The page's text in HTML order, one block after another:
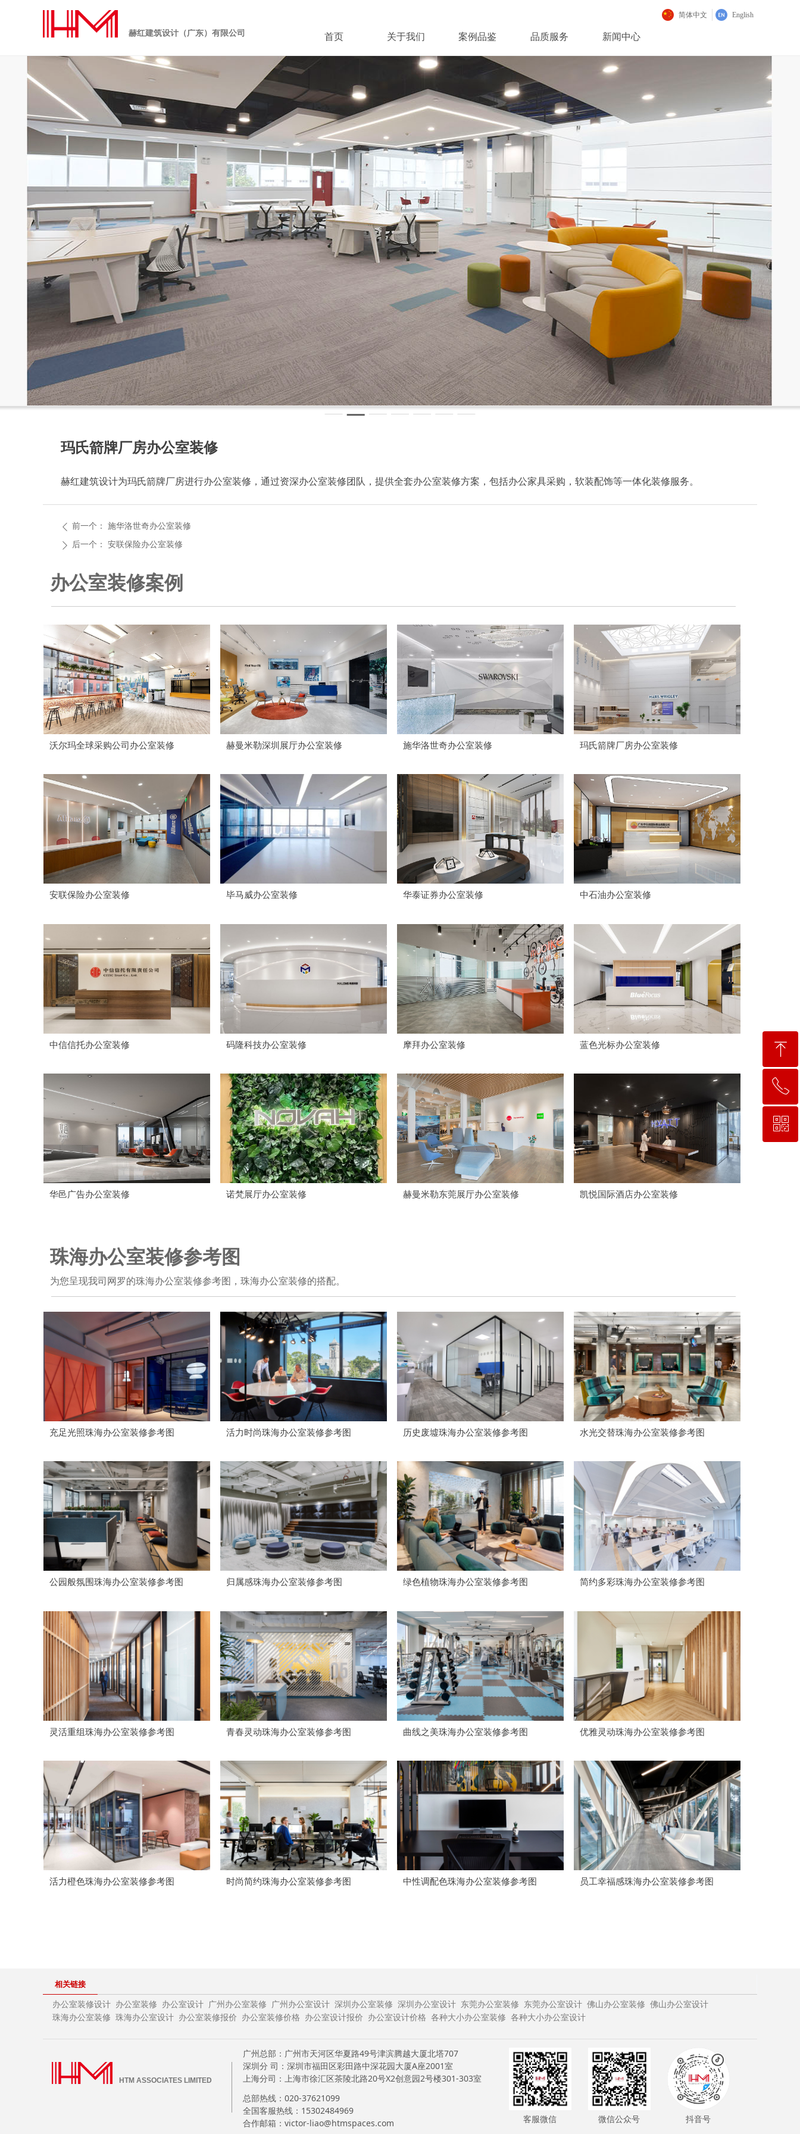
首页 关于我们 案例品鉴 品质服务 新闻中心
简体中文 English
赫红建筑设计（广东）有限公司
ꄴ 前一个： 施华洛世奇办公室装修
ꄲ 后一个： 安联保险办公室装修
赫红建筑设计为玛氏箭牌厂房进行办公室装修，通过资深办公室装修团队，提供全套办公室装修方案，包括办公家具采购，软装配饰等一体化装修服务。
玛氏箭牌厂房办公室装修
办公室装修案例
沃尔玛全球采购公司办公室装修 赫曼米勒深圳展厅办公室装修 施华洛世奇办公室装修 玛氏箭牌厂房办公室装修
安联保险办公室装修 毕马威办公室装修 华泰证券办公室装修 中石油办公室装修
中信信托办公室装修 码隆科技办公室装修 摩拜办公室装修 蓝色光标办公室装修
华邑广告办公室装修 诺梵展厅办公室装修 赫曼米勒东莞展厅办公室装修 凯悦国际酒店办公室装修
珠海办公室装修参考图
为您呈现我司网罗的珠海办公室装修参考图，珠海办公室装修的搭配。
充足光照珠海办公室装修参考图 活力时尚珠海办公室装修参考图 历史废墟珠海办公室装修参考图 水光交替珠海办公室装修参考图
公园般氛围珠海办公室装修参考图 归属感珠海办公室装修参考图 绿色植物珠海办公室装修参考图 简约多彩珠海办公室装修参考图
灵活重组珠海办公室装修参考图 青春灵动珠海办公室装修参考图 曲线之美珠海办公室装修参考图 优雅灵动珠海办公室装修参考图
活力橙色珠海办公室装修参考图 时尚简约珠海办公室装修参考图 中性调配色珠海办公室装修参考图 员工幸福感珠海办公室装修参考图
广州总部：广州市天河区华夏路49号津滨腾越大厦北塔707
深圳分 司：深圳市福田区彩田路中深花园大厦A座2001室
上海分司：上海市徐汇区茶陵北路20号X2创意园2号楼301-303室
总部热线：020-37621099
全国客服热线：15302484969
合作邮箱：victor-liao@htmspaces.com
客服微信 微信公众号
相关链接
办公室装修设计 办公室装修 办公室设计 广州办公室装修 广州办公室设计 深圳办公室装修 深圳办公室设计 东莞办公室装修 东莞办公室设计 佛山办公室装修 佛山办公室设计
珠海办公室装修 珠海办公室设计 办公室装修报价 办公室装修价格 办公室设计报价 办公室设计价格 各种大小办公室装修 各种大小办公室设计
抖音号
HTM ASSOCIATES LIMITED
ꁸ
回到顶部
ꂅ
153 0248 4969
ꀥ